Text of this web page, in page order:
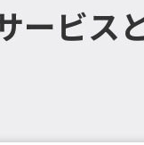
ービス